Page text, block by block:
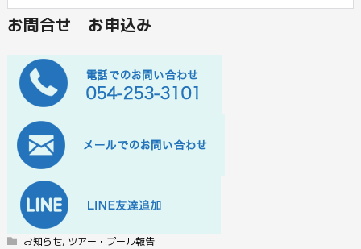
お問合せ お申込み
お知らせ, ツアー・プール報告